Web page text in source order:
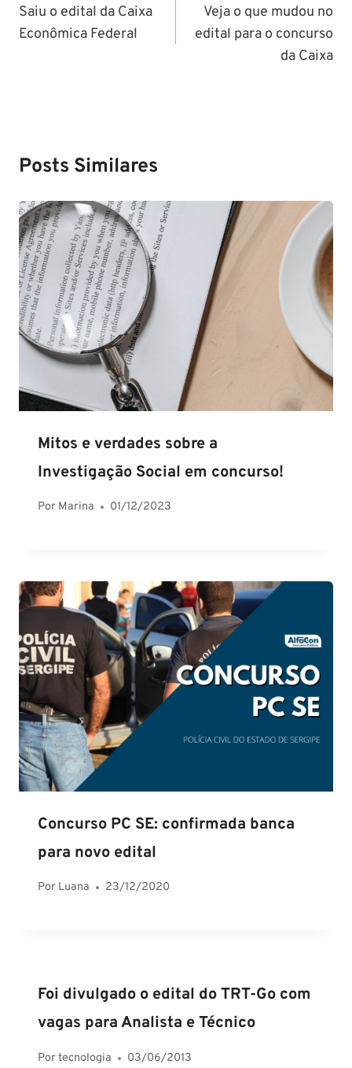
de
Post
Saiu o edital da Caixa
Econômica Federal
Veja o que mudou no
edital para o concurso
da Caixa
Posts Similares
Mitos e verdades sobre a
Investigação Social em concurso!
Por Marina 01/12/2023
Concurso PC SE: confirmada banca
para novo edital
Por Luana 23/12/2020
Foi divulgado o edital do TRT-Go com
vagas para Analista e Técnico
Portecnologia 03/06/2013